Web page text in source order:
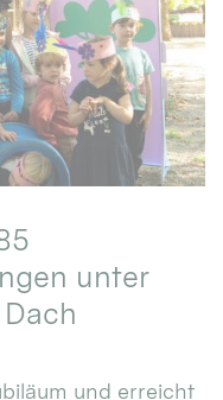
unter
und erreicht